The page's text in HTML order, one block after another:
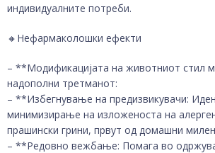
индивидуалните потреби.
🔸️Нефармаколошки ефекти
– **Модификацијата на животниот стил
надополни третманот:
– **Избегнување на предизвикувачи:
минимизирање на изложеноста на
прашински грини, првут од домашни
– **Редовно вежбање: Помага во